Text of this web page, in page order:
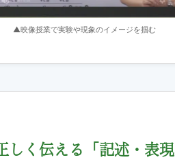
▲映像授業で実験や現象のイメージを掴む
しく伝える
「記述・表現